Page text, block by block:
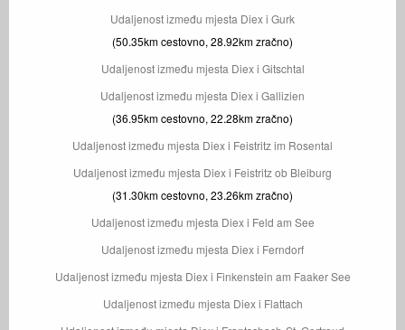
Udaljenost između mjesta Diex i Gurk
(50.35km cestovno, 28.92km zračno)
Udaljenost između mjesta Diex i Gitschtal
Udaljenost između mjesta Diex i Gallizien
(36.95km cestovno, 22.28km zračno)
Udaljenost između mjesta Diex i Feistritz im Rosental
Udaljenost između mjesta Diex i Feistritz ob Bleiburg
(31.30km cestovno, 23.26km zračno)
Udaljenost između mjesta Diex i Feld am See
Udaljenost između mjesta Diex i Ferndorf
Udaljenost između mjesta Diex i Finkenstein am Faaker See
Udaljenost između mjesta Diex i Flattach